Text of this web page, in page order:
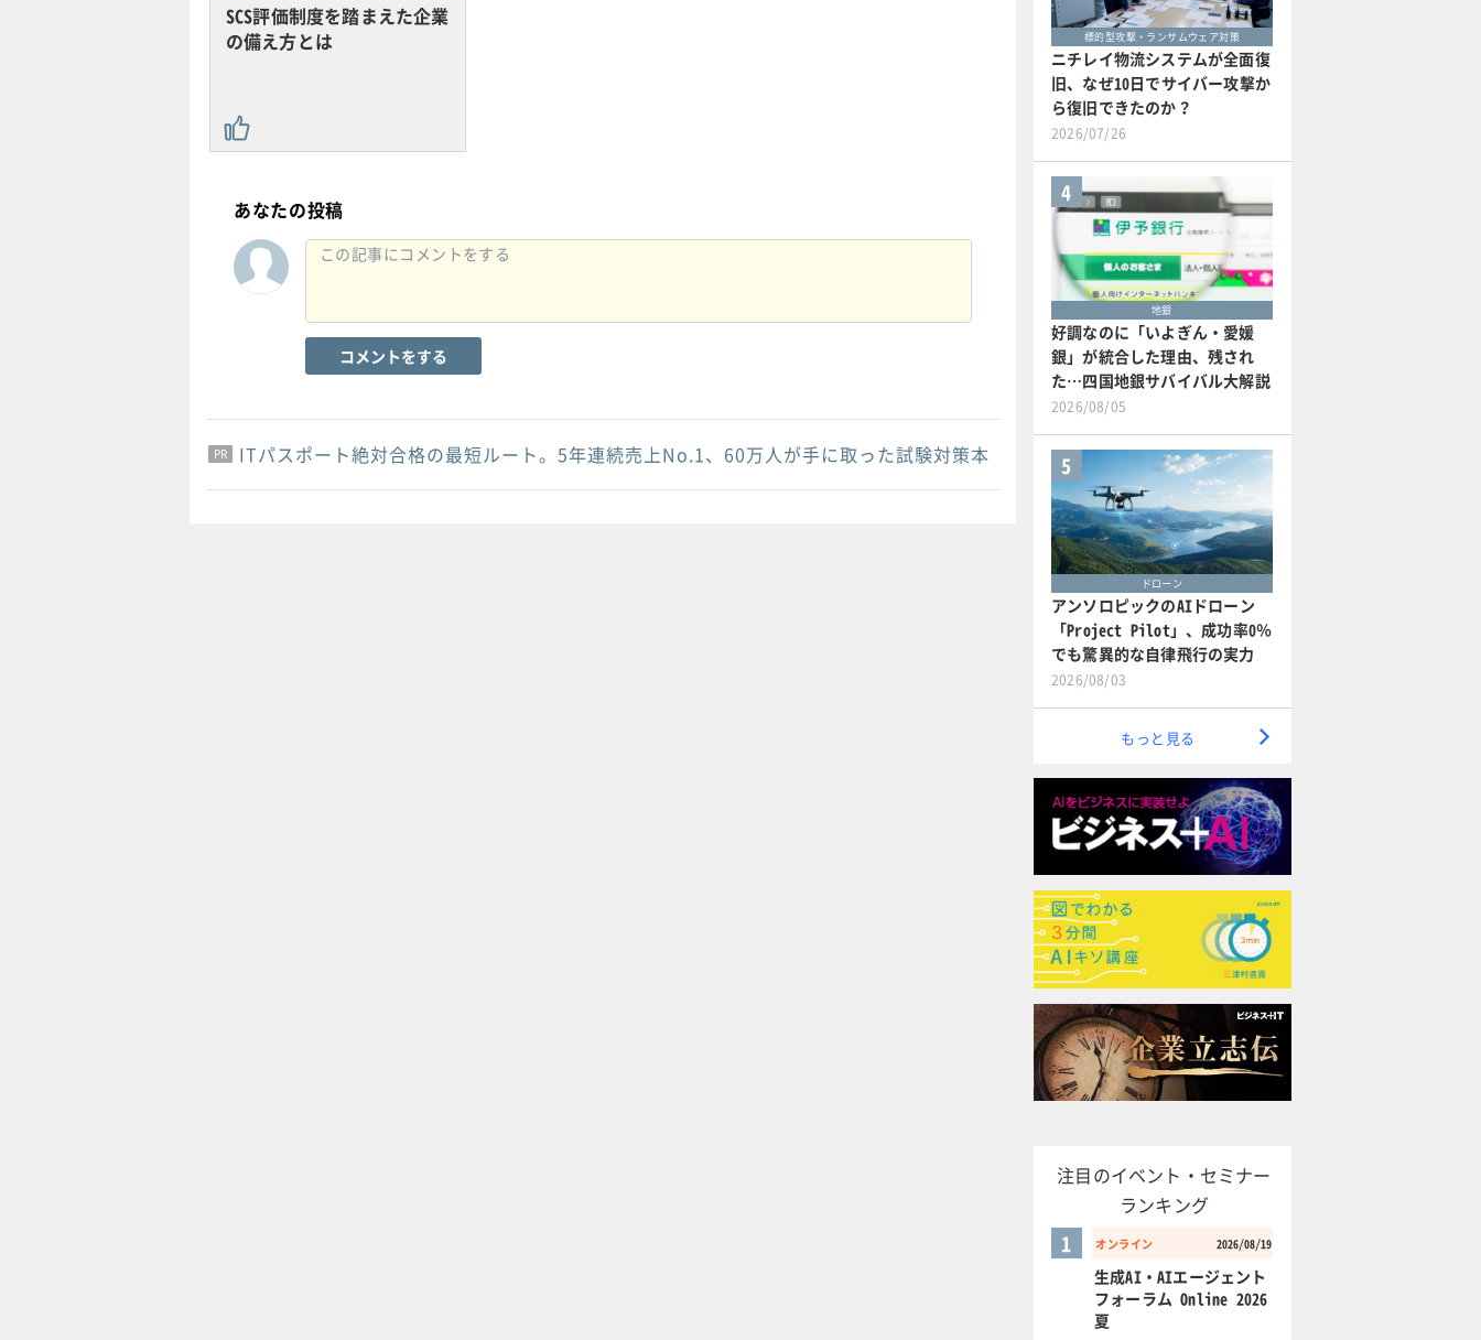
SCS評価制度を踏まえた企業
の備え方とは
あなたの投稿
コメントをする
PR
PR
PR ITパスポート絶対合格の最短ルート。5年連続売上No.1、60万人が手に取った試験対策本
標的型攻撃・ランサムウェア対策
ニチレイ物流システムが全面復
旧、なぜ10日でサイバー攻撃か
ら復旧できたのか？
2026/07/26
4
地銀
好調なのに「いよぎん・愛媛
銀」が統合した理由、残され
た…四国地銀サバイバル大解説
2026/08/05
5
ドローン
アンソロピックのAIドローン
「Project Pilot」、成功率0％
でも驚異的な自律飛行の実力
2026/08/03
もっと見る
注目のイベント・セミナー
ランキング
オンライン 2026/08/19
1
生成AI・AIエージェント
フォーラム Online 2026
夏